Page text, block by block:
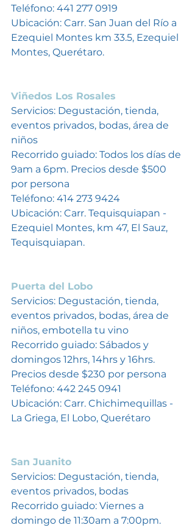
Teléfono: 441 277 0919
Ubicación: Carr. San Juan del Río a
Ezequiel Montes km 33.5, Ezequiel
Montes, Querétaro.
Viñedos Los Rosales
Servicios: Degustación, tienda,
eventos privados, bodas, área de
niños
Recorrido guiado: Todos los días de
9am a 6pm. Precios desde $500
por persona
Teléfono: 414 273 9424
Ubicación: Carr. Tequisquiapan -
Ezequiel Montes, km 47, El Sauz,
Tequisquiapan.
Puerta del Lobo
Servicios: Degustación, tienda,
eventos privados, bodas, área de
niños, embotella tu vino
Recorrido guiado: Sábados y
domingos 12hrs, 14hrs y 16hrs.
Precios desde $230 por persona
Teléfono: 442 245 0941
Ubicación: Carr. Chichimequillas -
La Griega, El Lobo, Querétaro
San Juanito
Servicios: Degustación, tienda,
eventos privados, bodas
Recorrido guiado: Viernes a
domingo de 11:30am a 7:00pm.